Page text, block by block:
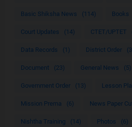
Basic Shiksha News (114) Books
Court Updates (14) CTET/UPTET
Data Records (1) District Order
Document (23) General News (5)
Government Order (13) Lesson
Mission Prerna (6) News Paper
Nishtha Training (14) Photos (6)